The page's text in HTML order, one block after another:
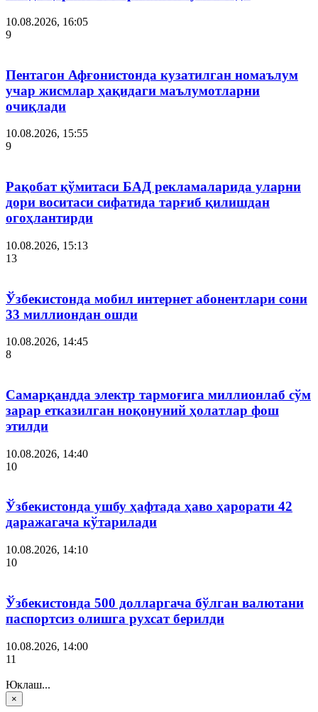
10.08.2026, 16:05
9
Пентагон Афғонистонда кузатилган номаълум
учар жисмлар ҳақидаги маълумотларни
очиқлади
10.08.2026, 15:55
9
Рақобат қўмитаси БАД рекламаларида уларни
дори воситаси сифатида тарғиб қилишдан
огоҳлантирди
10.08.2026, 15:13
13
Ўзбекистонда мобил интернет абонентлари сони
33 миллиондан ошди
10.08.2026, 14:45
8
Самарқандда электр тармоғига миллионлаб сўм
зарар етказилган ноқонуний ҳолатлар фош
этилди
10.08.2026, 14:40
10
Ўзбекистонда ушбу ҳафтада ҳаво ҳарорати 42
даражагача кўтарилади
10.08.2026, 14:10
10
Ўзбекистонда 500 долларгача бўлган валютани
паспортсиз олишга рухсат берилди
10.08.2026, 14:00
11
Юклаш...
×